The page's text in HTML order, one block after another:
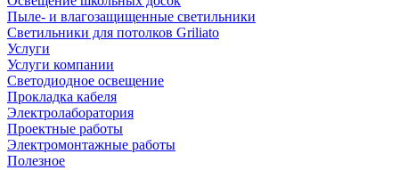
Пыле- и влагозащищенные светильники
Светильники для потолков Griliato
Услуги
Услуги компании
Светодиодное освещение
Прокладка кабеля
Электролаборатория
Проектные работы
Электромонтажные работы
Полезное